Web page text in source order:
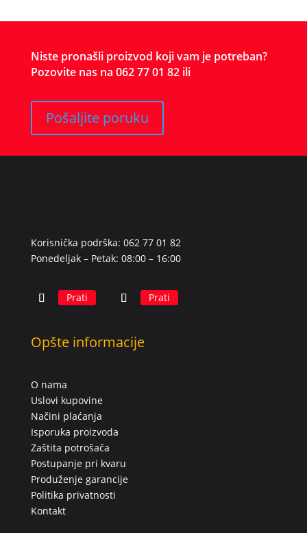
Niste pronašli proizvod koji vam je potreban?
Pozovite nas na 062 77 01 82 ili
Pošaljite poruku
Korisnička podrška: 062 77 01 82
Ponedeljak – Petak: 08:00 – 16:00
Prati Prati
Opšte informacije
O nama
Uslovi kupovine
Načini plaćanja
Isporuka proizvoda
Zaštita potrošača
Postupanje pri kvaru
Produženje garancije
Politika privatnosti
Kontakt